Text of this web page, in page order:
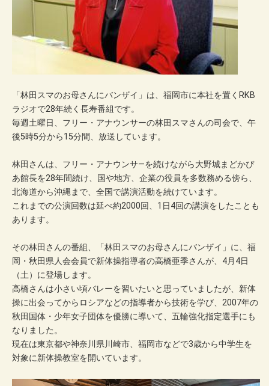
「林田スマのお母さんにバンザイ」は、福岡市に本社を置くRKB
ラジオで28年続く長寿番組です。
毎週土曜日、フリー・アナウンサーの林田スマさんの司会で、午
後5時5分から15分間、放送しています。
林田さんは、フリー・アナウンサ―を続けながら大野城まどかぴ
あ館長を28年間続け、国や地方、企業の役員を多数務める傍ら、
北海道から沖縄まで、全国で講演活動を続けています。
これまでの公演回数は延べ約2000回、1日4回の講演をしたことも
あります。
その林田さんの番組、「林田スマのお母さんにバンザイ」に、福
岡・秋田県人会会員で新体操指導者の高橋亜季さんが、4月4日
（土）に登場します。
高橋さんは小さい頃バレーを習いたいと思っていましたが、新体
操に出会ってからロシアなどの指導者から技術を学び、2007年の
秋田国体・少年女子団体を優勝に導いて、五輪強化指定選手にも
なりました。
現在は東京都や神奈川県川崎市、福岡市などで3歳から中学生を
対象に新体操教室を開いています。